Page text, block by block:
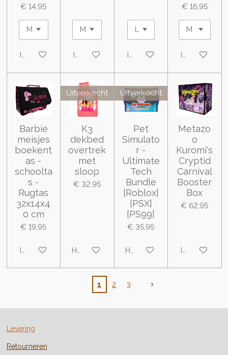
€ 14,95
In winkelwagenIn winkelwagenIn winkelwagen
€ 16,95
In
Barbie
meisjes
boekent
as -
schoolta
s -
Rugtas
32x14x4
0 cm
€ 19,95
In winkelwagen
Uitverkocht
K3
dekbed
overtrek
met
sloop
€ 32,95
Houd mij op de hoogte
Uitverkocht
Pet
Simulato
r -
Ultimate
Tech
Bundle
[Roblox]
[PSX]
[PS99]
€ 35,95
Houd mij op de hoogte
Metazo
o
Kuromi's
Cryptid
Carnival
Booster
Box
€ 62,95
In
1 2 3
Levering
Retourneren